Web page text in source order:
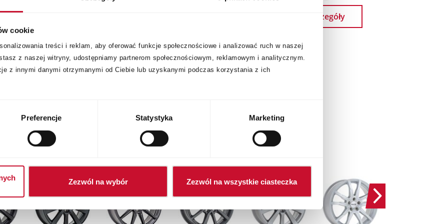
cookie
treści i reklam, aby oferować funkcje społecznościowe i analizować ruch w naszej
z naszej witryny, udostępniamy partnerom społecznościowym, reklamowym i analitycznym.
z innymi danymi otrzymanymi od Ciebie lub uzyskanymi podczas korzystania z ich
Preferencje Statystyka Marketing
Zezwól na wybór Zezwól na wszystkie ciasteczka
Szczegóły